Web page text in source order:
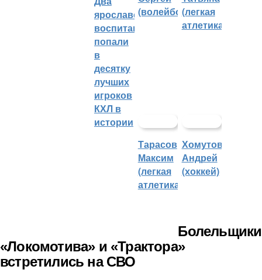
ярославских
воспитанника
попали
в
десятку
лучших
игроков
КХЛ в
истории
(волейбол)(легкая
атлетика)
Тарасов
Максим
(легкая
атлетика)
Хомутов
Андрей
(хоккей)
Болельщики
«Локомотива» и «Трактора»
встретились на СВО